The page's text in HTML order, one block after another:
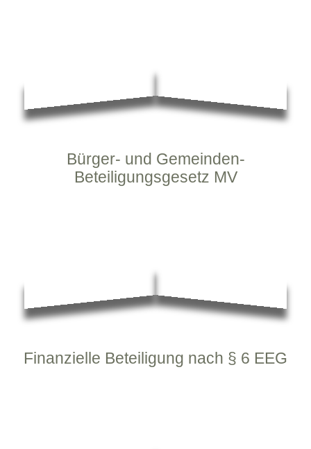
Bürger- und Gemeinden-
Beteiligungsgesetz MV
Finanzielle Beteiligung nach § 6 EEG